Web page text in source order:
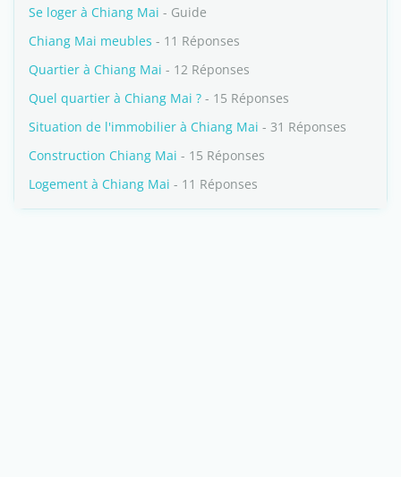
Se loger à Chiang Mai - Guide
Chiang Mai meubles - 11 Réponses
Quartier à Chiang Mai - 12 Réponses
Quel quartier à Chiang Mai ? - 15 Réponses
Situation de l'immobilier à Chiang Mai - 31 Réponses
Construction Chiang Mai - 15 Réponses
Logement à Chiang Mai - 11 Réponses